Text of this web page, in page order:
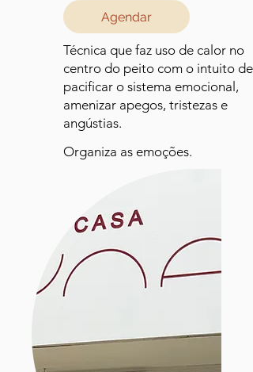
Agendar
Técnica que faz uso de calor no
centro do peito com o intuito de
pacificar o sistema emocional,
amenizar apegos, tristezas e
angústias.
Organiza as emoções.